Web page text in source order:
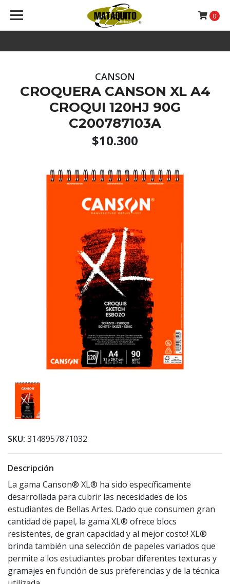
0
CANSON
CROQUERA CANSON XL A4
CROQUI 120HJ 90G
C200787103A
$10.300
SKU: 3148957871032
Descripción
La gama Canson® XL® ha sido específicamente
desarrollada para cubrir las necesidades de los
estudiantes de Bellas Artes. Dado que consumen gran
cantidad de papel, la gama XL® ofrece blocs
resistentes, de gran capacidad y al mejor costo! XL®
brinda también una selección de papeles variados que
permite a los estudiantes probar diferentes texturas y
gramajes en función de sus preferencias y de la técnica